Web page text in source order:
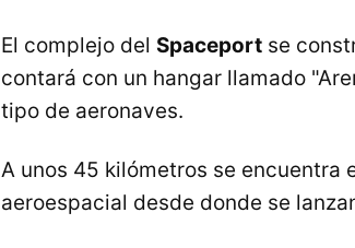
El complejo del Spaceport se
contará con un hangar llamado
tipo de aeronaves.
A unos 45 kilómetros se encuentra
aeroespacial desde donde se